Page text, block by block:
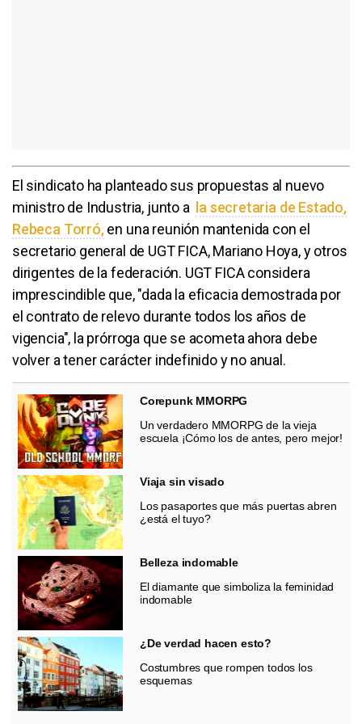
El sindicato ha planteado sus propuestas al nuevo
ministro de Industria, junto a la secretaria de Estado,
Rebeca Torró,en una reunión mantenida con el
secretario general de UGT FICA, Mariano Hoya, y otros
dirigentes de la federación. UGT FICA considera
imprescindible que, "dada la eficacia demostrada por
el contrato de relevo durante todos los años de
vigencia", la prórroga que se acometa ahora debe
volver a tener carácter indefinido y no anual.
Corepunk MMORPG
Un verdadero MMORPG de la vieja
escuela ¡Cómo los de antes, pero mejor!
Viaja sin visado
Los pasaportes que más puertas abren
¿está el tuyo?
Belleza indomable
El diamante que simboliza la feminidad
indomable
¿De verdad hacen esto?
Costumbres que rompen todos los
esquemas